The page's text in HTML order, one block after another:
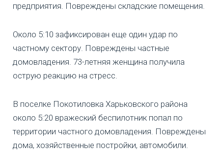
предприятия. Повреждены складские помещения.
Около 5:10 зафиксирован еще один удар по
частному сектору. Повреждены частные
домовладения. 73-летняя женщина получила
острую реакцию на стресс.
В поселке Покотиловка Харьковского района
около 5:20 вражеский беспилотник попал по
территории частного домовладения. Повреждены
дома, хозяйственные постройки, автомобили.